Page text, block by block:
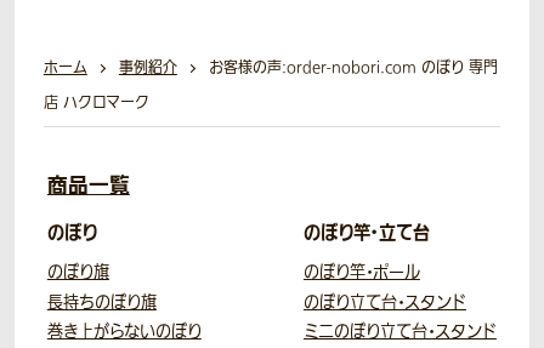
ホーム 事例紹介
お客様の声:order-nobori.com のぼり 専門
店 ハクロマーク
商品一覧
のぼり
のぼり旗
長持ちのぼり旗
巻き上がらないのぼり
のぼり竿・立て台
のぼり竿・ポール
のぼり立て台・スタンド
ミニのぼり立て台・スタンド